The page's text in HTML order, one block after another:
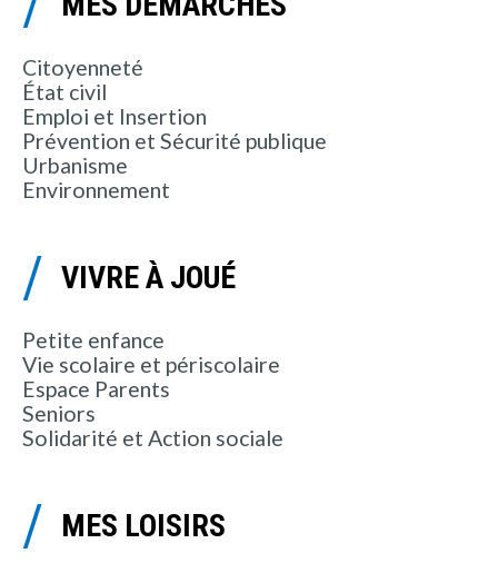
Citoyenneté
État civil
Emploi et Insertion
Prévention et Sécurité publique
Urbanisme
Environnement
VIVRE À JOUÉ
Petite enfance
Vie scolaire et périscolaire
Espace Parents
Seniors
Solidarité et Action sociale
MES LOISIRS